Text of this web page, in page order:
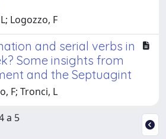
Logozzo, F
and serial verbs in
Some insights from
and the Septuagint
F; Tronci, L
a 5